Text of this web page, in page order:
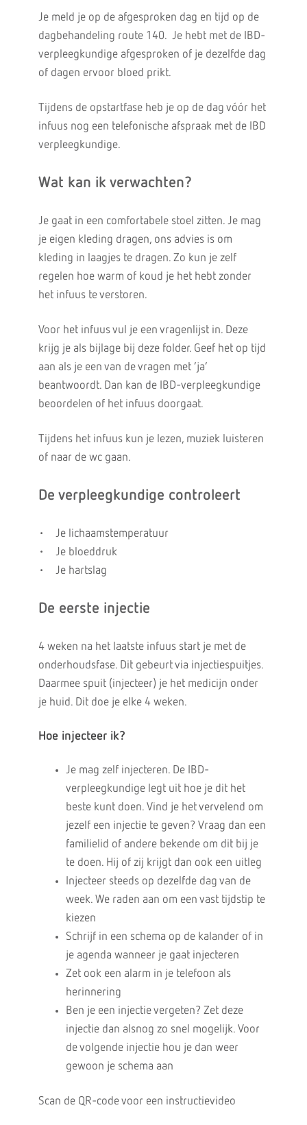
Je meld je op de afgesproken dag en tijd op de
dagbehandeling route 140. Je hebt met de IBD-
verpleegkundige afgesproken of je dezelfde dag
of dagen ervoor bloed prikt.
Tijdens de opstartfase heb je op de dag vóór het
infuus nog een telefonische afspraak met de IBD
verpleegkundige.
Wat kan ik verwachten?
Je gaat in een comfortabele stoel zitten. Je mag
je eigen kleding dragen, ons advies is om
kleding in laagjes te dragen. Zo kun je zelf
regelen hoe warm of koud je het hebt zonder
het infuus te verstoren.
Voor het infuus vul je een vragenlijst in. Deze
krijg je als bijlage bij deze folder. Geef het op tijd
aan als je een van de vragen met ‘ja’
beantwoordt. Dan kan de IBD-verpleegkundige
beoordelen of het infuus doorgaat.
Tijdens het infuus kun je lezen, muziek luisteren
of naar de wc gaan.
De verpleegkundige controleert
• Je lichaamstemperatuur
• Je bloeddruk
• Je hartslag
De eerste injectie
4 weken na het laatste infuus start je met de
onderhoudsfase. Dit gebeurt via injectiespuitjes.
Daarmee spuit (injecteer) je het medicijn onder
je huid. Dit doe je elke 4 weken.
Hoe injecteer ik?
Je mag zelf injecteren. De IBD-
verpleegkundige legt uit hoe je dit het
beste kunt doen. Vind je het vervelend om
jezelf een injectie te geven? Vraag dan een
familielid of andere bekende om dit bij je
te doen. Hij of zij krijgt dan ook een uitleg
Injecteer steeds op dezelfde dag van de
week. We raden aan om een vast tijdstip te
kiezen
Schrijf in een schema op de kalander of in
je agenda wanneer je gaat injecteren
Zet ook een alarm in je telefoon als
herinnering
Ben je een injectie vergeten? Zet deze
injectie dan alsnog zo snel mogelijk. Voor
de volgende injectie hou je dan weer
gewoon je schema aan
Scan de QR-code voor een instructievideo